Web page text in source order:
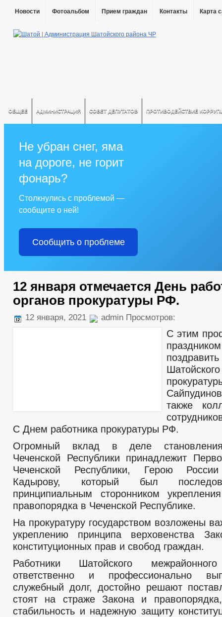
Новости Фотоальбом Прием граждан Контакты Карта
ОБЩЕЕ АДМИНИСТРАЦИЯ СОВЕТ ДЕПУТАТОВ ПРОТИВОДЕЙСТВИЕ
Не убран снег, яма
на дороге, не горит
фонарь?
Столкнулись с проблемой —
сообщите о ней!
Сообщить о проблеме
12 января отмечается День
органов прокуратуры РФ.
12 января, 2021 admin Просмотров:
С этим
также
С Днем работника прокуратуры РФ.
Огромный вклад в деле становления
Чеченской Республики принадлежит
Чеченской Республики, Герою
Кадырову, который был
принципиальным сторонником
правопорядка в Чеченской Республике.
На прокуратуру государством возложены
укреплению принципа верховенства
конституционных прав и свобод граждан.
Работники Шатойского
ответственно и профессионально
служебный долг, достойно решают
стоят на страже Закона и
стабильность и надежную защиту